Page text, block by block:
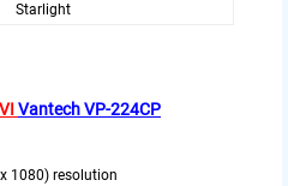
Starlight
Vantech VP-224CP
1080) resolution